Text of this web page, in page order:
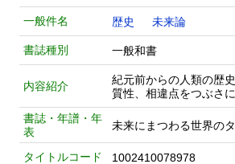
一般件名 歴史 未来論
書誌種別 一般和書
内容紹介
紀元前からの人類の歴
質性、相違点をつぶさ
書誌・年譜・年
表
未来にまつわる世界の
タイトルコード 1002410078978